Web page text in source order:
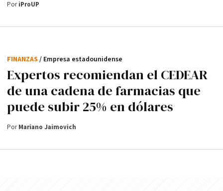
PoriProUP
Expertos recomiendan el CEDEAR
de una cadena de farmacias que
puede subir 25% en dólares
FINANZAS / Empresa estadounidense
PorMariano Jaimovich